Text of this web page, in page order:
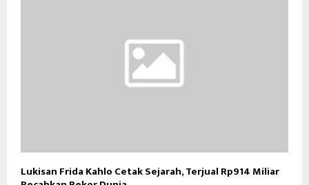
Lukisan Frida Kahlo Cetak Sejarah, Terjual Rp914 Miliar